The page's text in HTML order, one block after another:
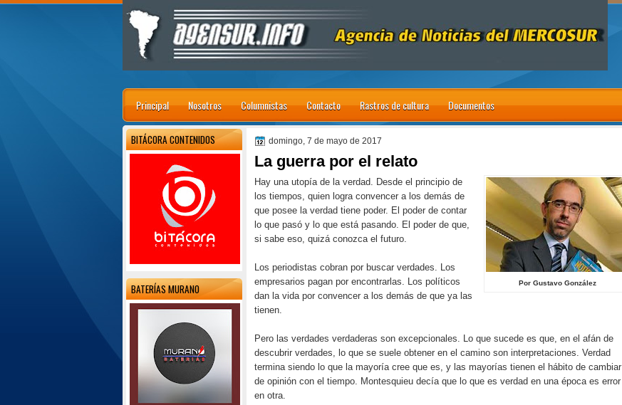
Principal Nosotros Columnistas Contacto Rastros de cultura Documentos
domingo, 7 de mayo de 2017
La guerra por el relato
Por Gustavo González
Hay una utopía de la verdad. Desde el principio de
los tiempos, quien logra convencer a los demás de
que posee la verdad tiene poder. El poder de contar
lo que pasó y lo que está pasando. El poder de que,
si sabe eso, quizá conozca el futuro.
Los periodistas cobran por buscar verdades. Los
empresarios pagan por encontrarlas. Los políticos
dan la vida por convencer a los demás de que ya las
tienen.
Pero las verdades verdaderas son excepcionales. Lo que sucede es que, en el afán de
descubrir verdades, lo que se suele obtener en el camino son interpretaciones. Verdad
termina siendo lo que la mayoría cree que es, y las mayorías tienen el hábito de cambiar
de opinión con el tiempo. Montesquieu decía que lo que es verdad en una época es error
en otra.
BITÁCORA CONTENIDOS
BATERÍAS MURANO